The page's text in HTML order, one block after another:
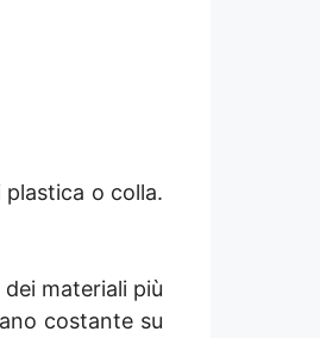
plastica o colla.
materiali più
costante su